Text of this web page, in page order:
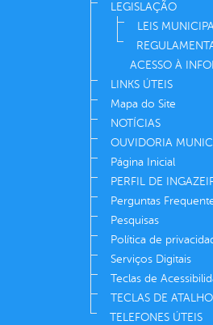
LEGISLAÇÃO
LEIS
ACESSO À
LINKS ÚTEIS
Mapa do Site
NOTÍCIAS
OUVIDORIA
Página Inicial
PERFIL DE
Perguntas
Pesquisas
Política de
Serviços Digitais
Teclas de
TECLAS DE ATALHO
TELEFONES ÚTEIS